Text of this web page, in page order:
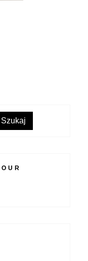
Szukaj